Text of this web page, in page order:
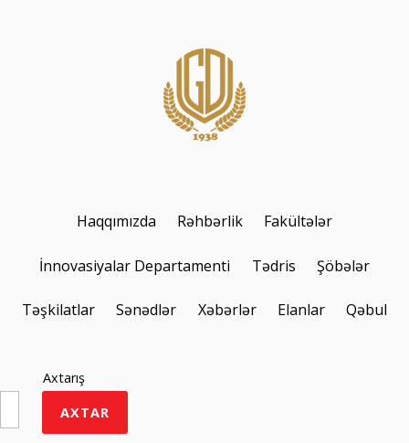
Haqqımızda Rəhbərlik Fakültələr
İnnovasiyalar Departamenti Tədris Şöbələr
Təşkilatlar Sənədlər Xəbərlər Elanlar Qəbul
Axtarış
AXTAR